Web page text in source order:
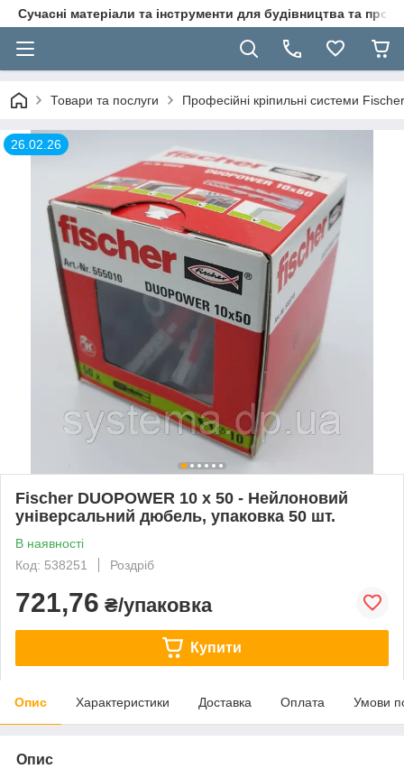
Сучасні матеріали та інструменти для будівництва та
Товари та послуги Професійні кріпильні системи Fischer
26.02.26
Fischer DUOPOWER 10 x 50 - Нейлоновий
універсальний дюбель, упаковка 50 шт.
В наявності
Код: 538251
Роздріб
721,76 ₴/упаковка
Купити
Опис Характеристики Доставка Оплата Умови
Опис